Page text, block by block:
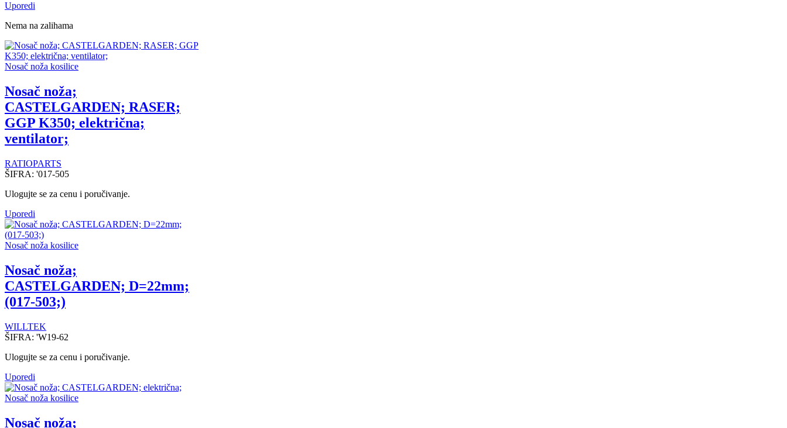
Uporedi
Nema na zalihama
Nosač noža kosilice
Nosač noža;
CASTELGARDEN; RASER;
GGP K350; električna;
ventilator;
RATIOPARTS
ŠIFRA: '017-505
Ulogujte se za cenu i poručivanje.
Uporedi
Nosač noža kosilice
Nosač noža;
CASTELGARDEN; D=22mm;
(017-503;)
WILLTEK
ŠIFRA: 'W19-62
Ulogujte se za cenu i poručivanje.
Uporedi
Nosač noža kosilice
Nosač noža;